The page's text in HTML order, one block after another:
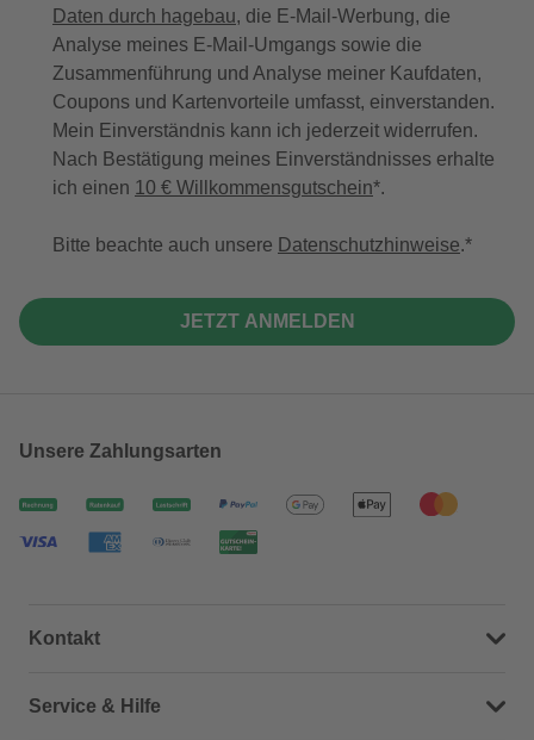
Daten durch hagebau, die E-Mail-Werbung, die
Analyse meines E-Mail-Umgangs sowie die
Zusammenführung und Analyse meiner Kaufdaten,
Coupons und Kartenvorteile umfasst, einverstanden.
Mein Einverständnis kann ich jederzeit widerrufen.
Nach Bestätigung meines Einverständnisses erhalte
ich einen 10 € Willkommensgutschein*.
Bitte beachte auch unsere Datenschutzhinweise.
JETZT ANMELDEN
Unsere Zahlungsarten
Kontakt
Dein Kontakt zu uns
Service & Hilfe